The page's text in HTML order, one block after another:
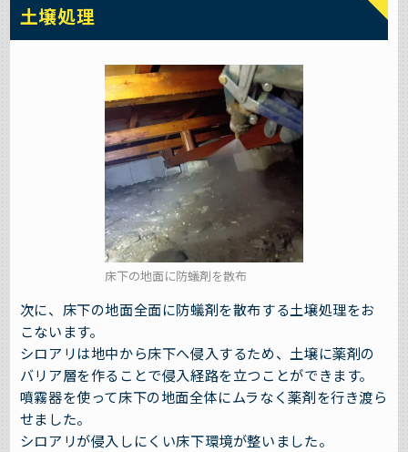
土壌処理
床下の地面に防蟻剤を散布
次に、床下の地面全面に防蟻剤を散布する土壌処理をお
こないます。
シロアリは地中から床下へ侵入するため、土壌に薬剤の
バリア層を作ることで侵入経路を立つことができます。
噴霧器を使って床下の地面全体にムラなく薬剤を行き渡ら
せました。
シロアリが侵入しにくい床下環境が整いました。